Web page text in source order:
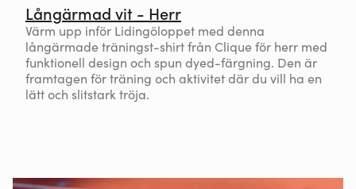
Långärmad vit - Herr
Värm upp inför Lidingöloppet med denna
långärmade träningst-shirt från Clique för herr med
funktionell design och spun dyed-färgning. Den är
framtagen för träning och aktivitet där du vill ha en
lätt och slitstark tröja.